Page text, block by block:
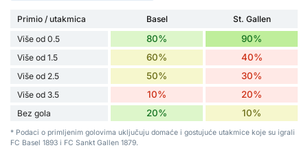
Primio / utakmica Basel
St. Gallen
Više od 0.5
80% 90%
Više od 1.5 60% 40%
Više od 2.5 50% 30%
Više od 3.5 10% 20%
Bez gola 20% 10%
* Podaci o primljenim golovima uključuju domaće i gostujuće utakmice koje su igrali
FC Basel 1893 i FC Sankt Gallen 1879.